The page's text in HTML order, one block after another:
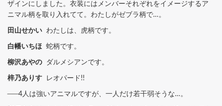
ザインにしました。衣装にはメンバーそれぞれをイメージするア
ニマル柄を取り入れてて。わたしがゼブラ柄で…。
田山せかい わたしは、虎柄です。
白幡いちほ 蛇柄です。
柳沢あやの ダルメシアンです。
梓乃ありす レオパード!!
──4人は強いアニマルですが、一人だけ若干弱そうな…。